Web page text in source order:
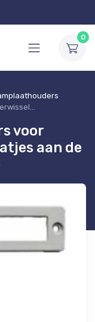
0
de achterzijde
voor
aan de